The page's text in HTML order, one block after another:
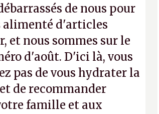
de nous pour
alimenté d'articles
et nous sommes sur le
d'août. D'ici là, vous
pas de vous hydrater la
de recommander
famille et aux